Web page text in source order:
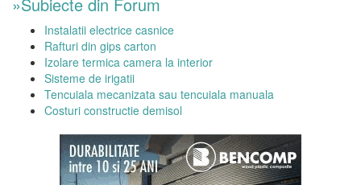
Instalatii electrice casnice
Rafturi din gips carton
Izolare termica camera la interior
Sisteme de irigatii
Tencuiala mecanizata sau tencuiala manuala
Costuri constructie demisol